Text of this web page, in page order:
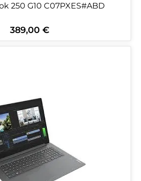
250 G10 C07PXES#ABD
Regulärer Preis:
389,00 €